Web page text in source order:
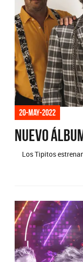
20-may-2022
Nuevo
Los Tipitos